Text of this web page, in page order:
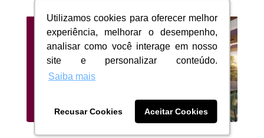
Utilizamos cookies para oferecer melhor
experiência, melhorar o desempenho,
analisar como você interage em nosso
site e personalizar conteúdo.
Saiba mais
Recusar Cookies Aceitar Cookies
Utilizamos cookies para oferecer melhor
experiência, melhorar o desempenho,
analisar como você interage em nosso
site e personalizar conteúdo.
Saiba mais
Recusar Cookies Aceitar Cookies